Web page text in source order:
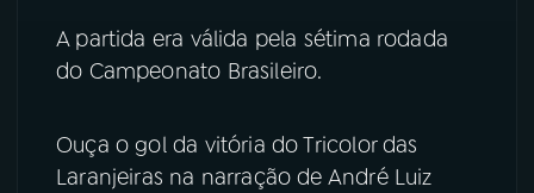
ACOMPANHE A RÁDIO NACIONAL
Instagram
A partida era válida pela sétima rodada
do Campeonato Brasileiro.
Ouça o gol da vitória do Tricolor das
Laranjeiras na narração de André Luiz